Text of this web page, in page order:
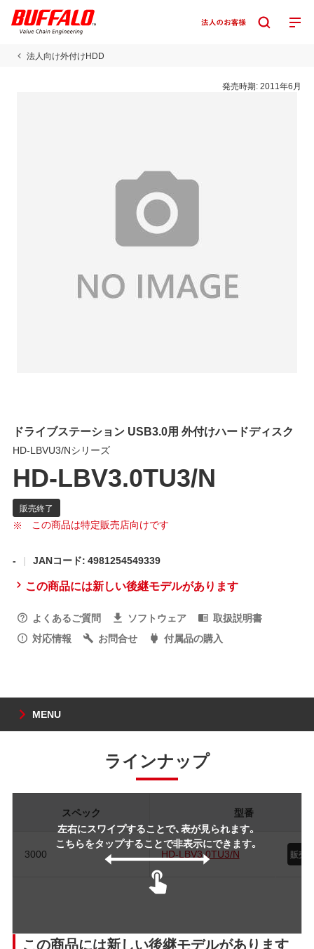
法人向け外付けHDD
発売時期:2011年6月
ドライブステーション USB3.0用 外付けハードディスク
HD-LBVU3/Nシリーズ
HD-LBV3.0TU3/N
この商品は特定販売店向けです
- JANコード: 4981254549339
この商品には新しい後継モデルがあります
よくあるご質問 ソフトウェア
取扱説明書
対応情報
お問合せ 付属品の購入
MENU
ラインナップ
左右にスワイプすることで、表が見られます。
こちらをタップすることで非表示にできます。
スペック 型番
3000 HD-LBV3.0TU3/N
この商品には新しい後継モデルがあります